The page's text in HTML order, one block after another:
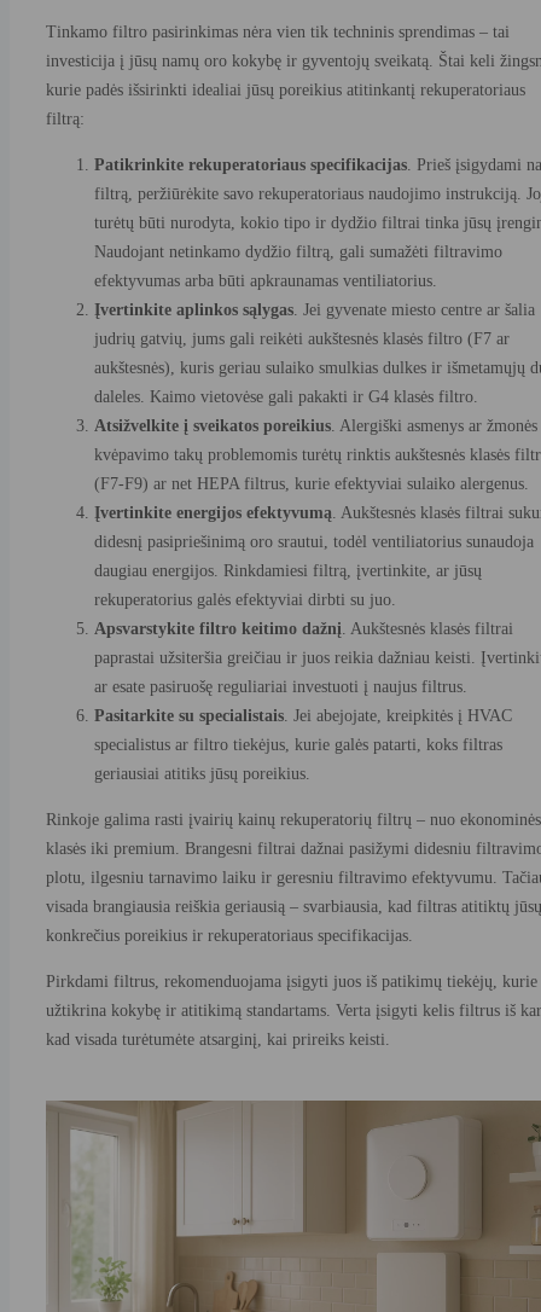
Tinkamo filtro pasirinkimas nėra vien tik techninis sprendimas – tai
investicija į jūsų namų oro kokybę ir gyventojų sveikatą. Štai keli
kurie padės išsirinkti idealiai jūsų poreikius atitinkantį rekuperatoriaus
filtrą:
Patikrinkite rekuperatoriaus specifikacijas . Prieš įsigydami
filtrą, peržiūrėkite savo rekuperatoriaus naudojimo instrukciją.
turėtų būti nurodyta, kokio tipo ir dydžio filtrai tinka jūsų
Naudojant netinkamo dydžio filtrą, gali sumažėti filtravimo
efektyvumas arba būti apkraunamas ventiliatorius.
Įvertinkite aplinkos sąlygas . Jei gyvenate miesto centre ar šalia
judrių gatvių, jums gali reikėti aukštesnės klasės filtro (F7 ar
aukštesnės), kuris geriau sulaiko smulkias dulkes ir išmetamųjų
daleles. Kaimo vietovėse gali pakakti ir G4 klasės filtro.
Atsižvelkite į sveikatos poreikius . Alergiški asmenys ar žmonės
kvėpavimo takų problemomis turėtų rinktis aukštesnės klasės
(F7-F9) ar net HEPA filtrus, kurie efektyviai sulaiko alergenus.
Įvertinkite energijos efektyvumą . Aukštesnės klasės filtrai
didesnį pasipriešinimą oro srautui, todėl ventiliatorius sunaudoja
daugiau energijos. Rinkdamiesi filtrą, įvertinkite, ar jūsų
rekuperatorius galės efektyviai dirbti su juo.
Apsvarstykite filtro keitimo dažnį . Aukštesnės klasės filtrai
paprastai užsiteršia greičiau ir juos reikia dažniau keisti.
ar esate pasiruošę reguliariai investuoti į naujus filtrus.
Pasitarkite su specialistais . Jei abejojate, kreipkitės į HVAC
specialistus ar filtro tiekėjus, kurie galės patarti, koks filtras
geriausiai atitiks jūsų poreikius.
Rinkoje galima rasti įvairių kainų rekuperatorių filtrų – nuo ekonominės
klasės iki premium. Brangesni filtrai dažnai pasižymi didesniu
plotu, ilgesniu tarnavimo laiku ir geresniu filtravimo efektyvumu.
visada brangiausia reiškia geriausią – svarbiausia, kad filtras atitiktų jūsų
konkrečius poreikius ir rekuperatoriaus specifikacijas.
Pirkdami filtrus, rekomenduojama įsigyti juos iš patikimų tiekėjų, kurie
užtikrina kokybę ir atitikimą standartams. Verta įsigyti kelis filtrus iš
kad visada turėtumėte atsarginį, kai prireiks keisti.